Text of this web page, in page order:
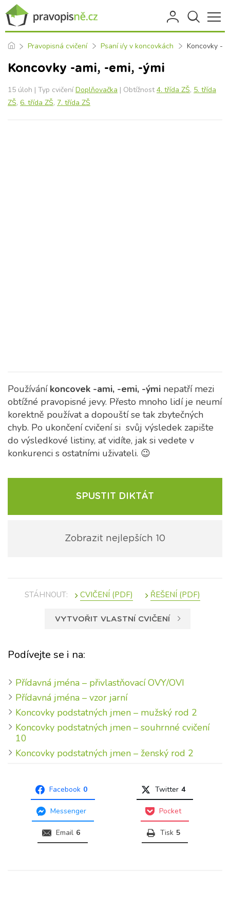
Pravopisná cvičení Psaní i/y v koncovkách Koncovky -
Koncovky -ami, -emi, -ými
15 úloh | Typ cvičeníDoplňovačka | Obtížnost4. třída ZŠ, 5. třída
ZŠ, 6. třída ZŠ, 7. třída ZŠ
Používání koncovek -ami, -emi, -ými nepatří mezi
obtížné pravopisné jevy. Přesto mnoho lidí je neumí
korektně používat a dopouští se tak zbytečných
chyb. Po ukončení cvičení si svůj výsledek zapište
do výsledkové listiny, ať vidíte, jak si vedete v
konkurenci s ostatními uživateli. 😉
SPUSTIT DIKTÁT
Zobrazit nejlepších 10
STÁHNOUT:
VYTVOŘIT VLASTNÍ CVIČENÍ
Podívejte se i na:
Přídavná jména – přivlastňovací OVY/OVI
Přídavná jména – vzor jarní
Koncovky podstatných jmen – mužský rod 2
Koncovky podstatných jmen – souhrnné cvičení
10
Koncovky podstatných jmen – ženský rod 2
Facebook 0 Twitter 4
Messenger Pocket
Email 6 Tisk 5